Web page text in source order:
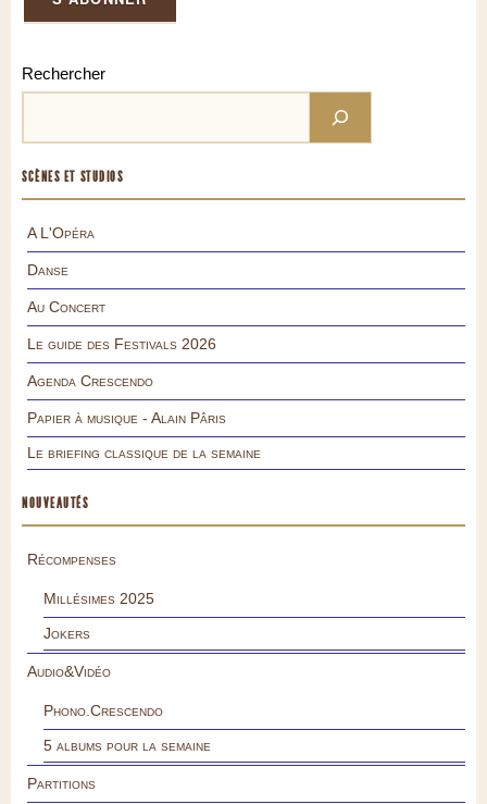
Rechercher
SCÈNES ET STUDIOS
A L'Opéra
Danse
Au Concert
Le guide des Festivals 2026
Agenda Crescendo
Papier à musique - Alain Pâris
Le briefing classique de la semaine
NOUVEAUTÉS
Récompenses
Millésimes 2025
Jokers
Audio&Vidéo
Phono.Crescendo
5 albums pour la semaine
Partitions